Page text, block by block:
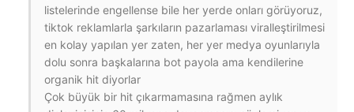
listelerinde engellense bile her yerde onları görüyoruz,
tiktok reklamlarla şarkıların pazarlaması viralleştirilmesi
en kolay yapılan yer zaten, her yer medya oyunlarıyla
dolu sonra başkalarına bot payola ama kendilerine
organik hit diyorlar
Çok büyük bir hit çıkarmamasına rağmen aylık